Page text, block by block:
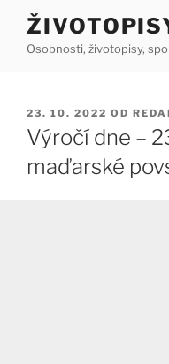
Přejít
obsahuOsobnosti, životopisy,
PUBLIKOVÁNO
23. 10. 2022 OD
Výročí dne –
maďarské